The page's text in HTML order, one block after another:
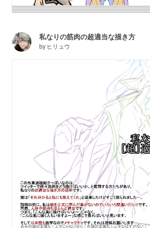
私なりの筋肉の超適当な描き方
by ヒリュウ